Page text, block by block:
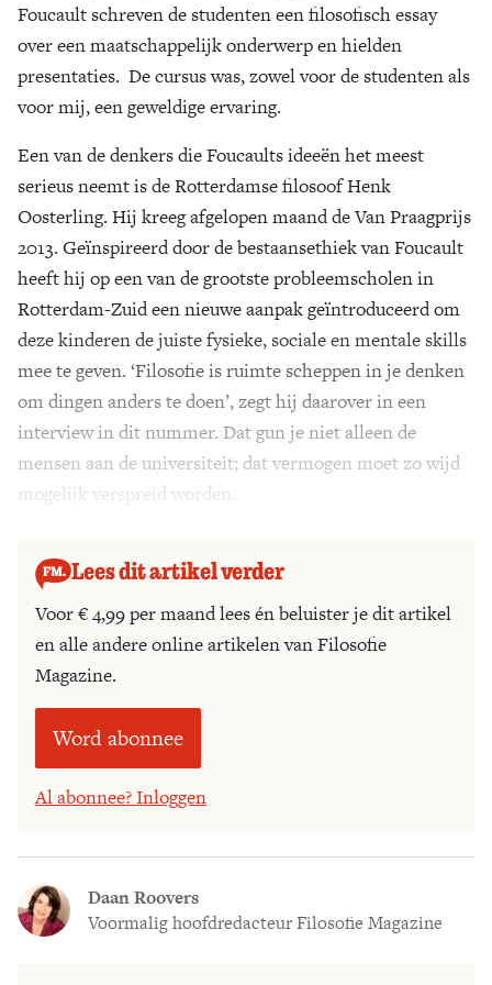
Foucault schreven de studenten een filosofisch essay
over een maatschappelijk onderwerp en hielden
presentaties. De cursus was, zowel voor de studenten als
voor mij, een geweldige ervaring.
Een van de denkers die Foucaults ideeën het meest
serieus neemt is de Rotterdamse filosoof Henk
Oosterling. Hij kreeg afgelopen maand de Van Praagprijs
2013. Geïnspireerd door de bestaansethiek van Foucault
heeft hij op een van de grootste probleemscholen in
Rotterdam-Zuid een nieuwe aanpak geïntroduceerd om
deze kinderen de juiste fysieke, sociale en mentale skills
mee te geven. ‘Filosofie is ruimte scheppen in je denken
om dingen anders te doen’, zegt hij daarover in een
interview in dit nummer. Dat gun je niet alleen de
mensen aan de universiteit; dat vermogen moet zo wijd
mogelijk verspreid worden.
Lees dit artikel verder
Voor € 4,99 per maand lees én beluister je dit artikel
en alle andere online artikelen van Filosofie
Magazine.
Word abonnee
Al abonnee? Inloggen
Daan Roovers
Voormalig hoofdredacteur Filosofie Magazine